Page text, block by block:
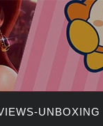
UNBOXING